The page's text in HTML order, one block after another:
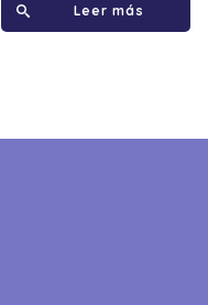
Leer más